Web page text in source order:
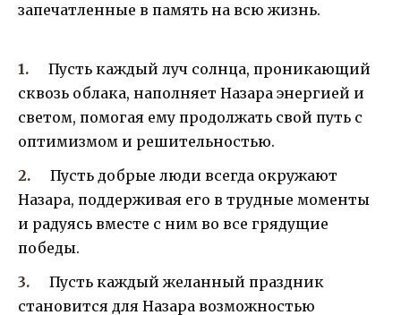
запечатленные в память на всю жизнь.
Пусть каждый луч солнца, проникающий
сквозь облака, наполняет Назара энергией и
светом, помогая ему продолжать свой путь с
оптимизмом и решительностью.
Пусть добрые люди всегда окружают
Назара, поддерживая его в трудные моменты
и радуясь вместе с ним во все грядущие
победы.
Пусть каждый желанный праздник
становится для Назара возможностью